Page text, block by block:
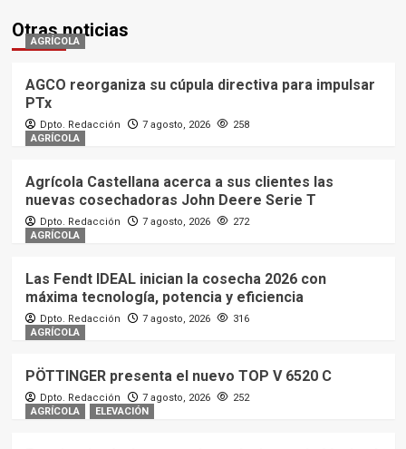
Otras noticias
AGRÍCOLA
AGCO reorganiza su cúpula directiva para impulsar
PTx
Dpto. Redacción 7 agosto, 2026
258
AGRÍCOLA
Agrícola Castellana acerca a sus clientes las
nuevas cosechadoras John Deere Serie T
Dpto. Redacción 7 agosto, 2026
272
AGRÍCOLA
Las Fendt IDEAL inician la cosecha 2026 con
máxima tecnología, potencia y eficiencia
Dpto. Redacción 7 agosto, 2026
316
AGRÍCOLA
PÖTTINGER presenta el nuevo TOP V 6520 C
Dpto. Redacción 7 agosto, 2026
252
AGRÍCOLA
ELEVACIÓN